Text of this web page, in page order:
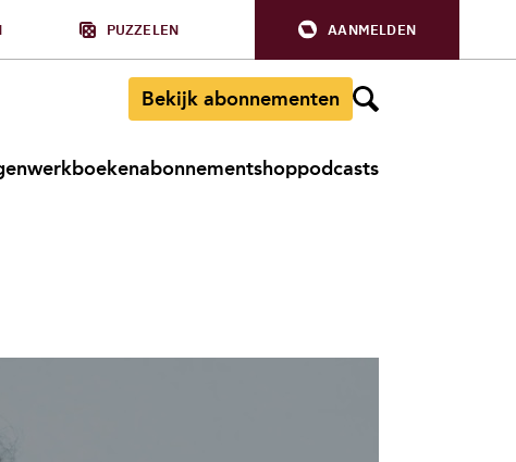
PUZZELEN AANMELDEN
Bekijk abonnementen
werkboekenabonnementshoppodcasts